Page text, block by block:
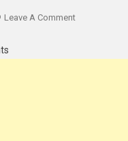
Leave A CommentOn